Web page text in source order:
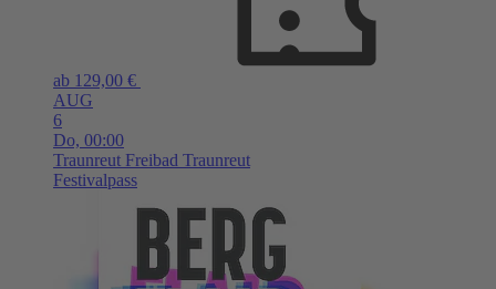
ab 129,00 €
AUG
6
Do, 00:00
Traunreut Freibad Traunreut
Festivalpass